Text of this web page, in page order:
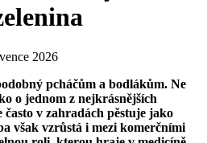
2026
pcháčům a bodlákům. Ne
o jednom z nejkrásnějších
v zahradách pěstuje jako
však vzrůstá i mezi komerčními